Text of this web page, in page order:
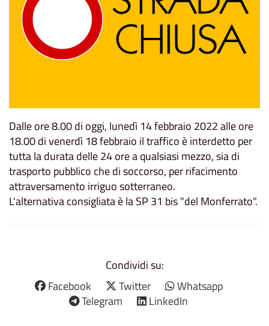
Dalle ore 8.00 di oggi, lunedì 14 febbraio 2022 alle ore
18.00 di venerdì 18 febbraio il traffico è interdetto per
tutta la durata delle 24 ore a qualsiasi mezzo, sia di
trasporto pubblico che di soccorso, per rifacimento
attraversamento irriguo sotterraneo.
L'alternativa consigliata è la SP 31 bis "del Monferrato".
Condividi su:
Facebook
Twitter
Whatsapp
Telegram
LinkedIn